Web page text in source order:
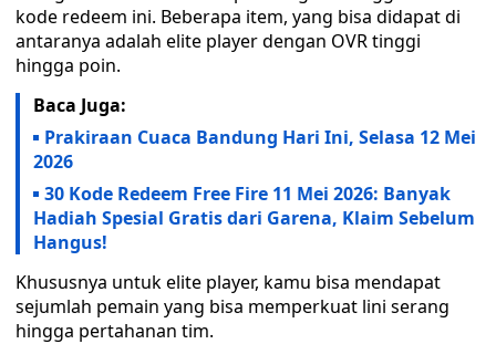
kode redeem ini. Beberapa item, yang bisa didapat di
antaranya adalah elite player dengan OVR tinggi
hingga poin.
Baca Juga:
Prakiraan Cuaca Bandung Hari Ini, Selasa 12 Mei
2026
30 Kode Redeem Free Fire 11 Mei 2026: Banyak
Hadiah Spesial Gratis dari Garena, Klaim Sebelum
Hangus!
Khususnya untuk elite player, kamu bisa mendapat
sejumlah pemain yang bisa memperkuat lini serang
hingga pertahanan tim.